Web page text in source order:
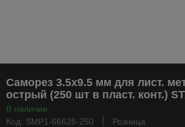
Саморез 3.5х9.5 мм для лист.
острый (250 шт в пласт. конт.)
В наличии
Код: SMP1-66628-250
Розница